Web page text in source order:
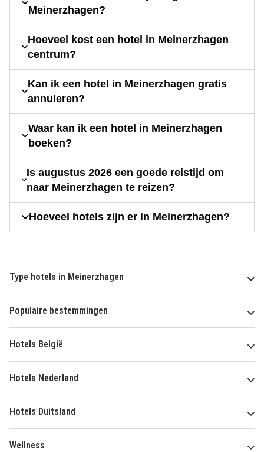
Meinerzhagen?
Hoeveel kost een hotel in Meinerzhagen
centrum?
Kan ik een hotel in Meinerzhagen gratis
annuleren?
Waar kan ik een hotel in Meinerzhagen
boeken?
Is augustus 2026 een goede reistijd om
naar Meinerzhagen te reizen?
Hoeveel hotels zijn er in Meinerzhagen?
Type hotels in Meinerzhagen
Populaire bestemmingen
Hotels België
Hotels Nederland
Hotels Duitsland
Wellness